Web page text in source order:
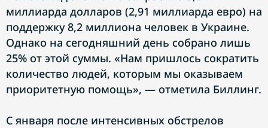
миллиарда долларов (2,91 миллиарда евро) на
поддержку 8,2 миллиона человек в Украине.
Однако на сегодняшний день собрано лишь
25% от этой суммы. «Нам пришлось сократить
количество людей, которым мы оказываем
приоритетную помощь», — отметила Биллинг.
С января после интенсивных обстрелов